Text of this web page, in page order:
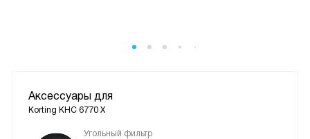
Аксессуары для
Korting KHC 6770 X
Угольный фильтр